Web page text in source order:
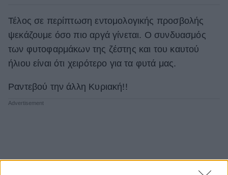
Τέλος σε περίπτωση εντομολογικής προσβολής
ψεκάζουμε όσο πιο αργά γίνεται. Ο συνδυασμός
των φυτοφαρμάκων της ζέστης και του καυτού
ήλιου είναι ότι χειρότερο για τα φυτά μας.
Ραντεβού την άλλη Κυριακή!!